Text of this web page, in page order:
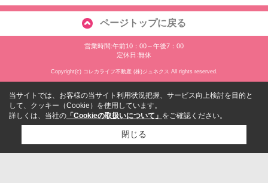
ページトップに戻る
営業時間:午前10：00～午後7：00
定休日:無休
Copyright(c) コレカライフ不動産 (株)ジュネクス All rights reserved.
当サイトでは、お客様の当サイト利用状況把握、サービス向上検討を目的と
して、クッキー（Cookie）を使用しています。
詳しくは、当社の 「Cookieの取扱いについて」 をご確認ください。
閉じる